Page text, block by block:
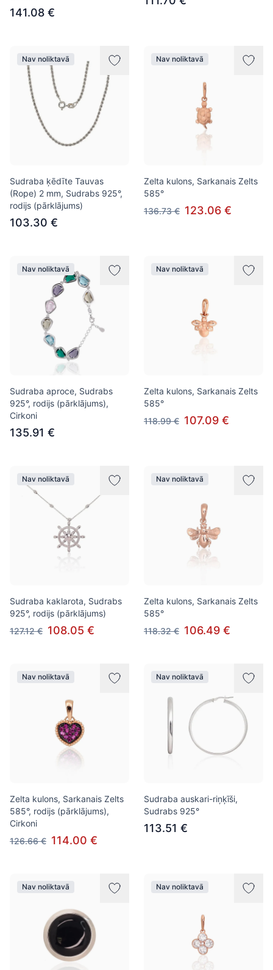
141.08 €
Nav noliktavā
Sudraba ķēdīte Tauvas
(Rope) 2 mm, Sudrabs 925°,
rodijs (pārklājums)
103.30 €
Nav noliktavā
Zelta kulons, Sarkanais Zelts
585°
136.73 € 123.06 €
Nav noliktavā
Sudraba aproce, Sudrabs
925°, rodijs (pārklājums),
Cirkoni
135.91 €
Nav noliktavā
Zelta kulons, Sarkanais Zelts
585°
118.99 € 107.09 €
Nav noliktavā
Sudraba kaklarota, Sudrabs
925°, rodijs (pārklājums)
127.12 € 108.05 €
Nav noliktavā
Zelta kulons, Sarkanais Zelts
585°
118.32 € 106.49 €
Nav noliktavā
Zelta kulons, Sarkanais Zelts
585°, rodijs (pārklājums),
Cirkoni
126.66 € 114.00 €
Nav noliktavā
Sudraba auskari-riņķīši,
Sudrabs 925°
113.51 €
Nav noliktavā Nav noliktavā